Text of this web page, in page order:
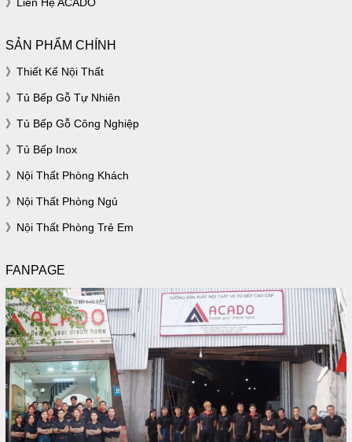
SẢN PHẨM CHÍNH
Thiết Kế Nội Thất
Tủ Bếp Gỗ Tự Nhiên
Tủ Bếp Gỗ Công Nghiệp
Tủ Bếp Inox
Nội Thất Phòng Khách
Nội Thất Phòng Ngủ
Nội Thất Phòng Trẻ Em
FANPAGE